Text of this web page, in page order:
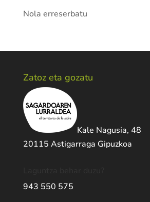
Nola erreserbatu
Zatoz eta gozatu
Kale Nagusia, 48
20115 Astigarraga Gipuzkoa
943 550 575